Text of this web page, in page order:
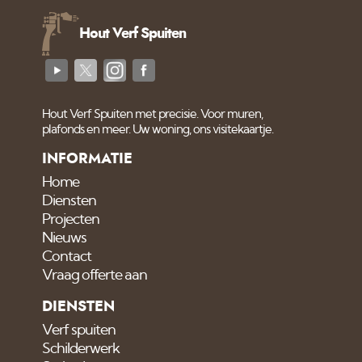
Hout Verf Spuiten
Hout Verf Spuiten met precisie. Voor muren,
plafonds en meer. Uw woning, ons visitekaartje.
INFORMATIE
Home
Diensten
Projecten
Nieuws
Contact
Vraag offerte aan
DIENSTEN
Verf spuiten
Schilderwerk